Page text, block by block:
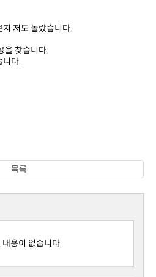
저도 놀랐습니다.
을 찾습니다.
니다.
목록
내용이 없습니다.